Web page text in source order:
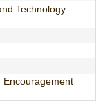
Technology
Encouragement